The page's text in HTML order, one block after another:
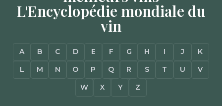
L'Encyclopédie mondiale du
vin
A B C D E F G H I J
K
L
M N O P Q R S T U
V
W
X Y Z